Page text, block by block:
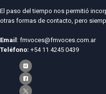
El paso del tiempo nos permitió
otras formas de contacto, pero
Email: fmvoces@fmvoces.com.ar
Teléfono: +54 11 4245 0439